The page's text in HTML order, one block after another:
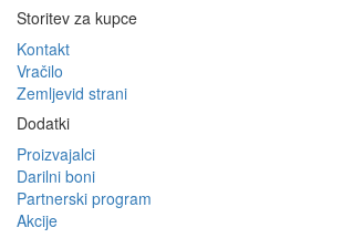
Storitev za kupce
Kontakt
Vračilo
Zemljevid strani
Dodatki
Proizvajalci
Darilni boni
Partnerski program
Akcije